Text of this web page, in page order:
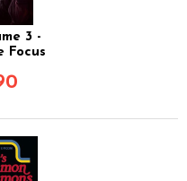
3 -
Focus